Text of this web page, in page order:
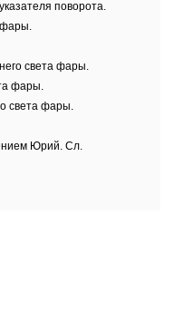
поворота.
фары.
света фары.
фары.
света фары.
Юрий. Сл.